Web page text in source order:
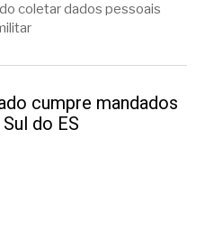
coletar dados pessoais